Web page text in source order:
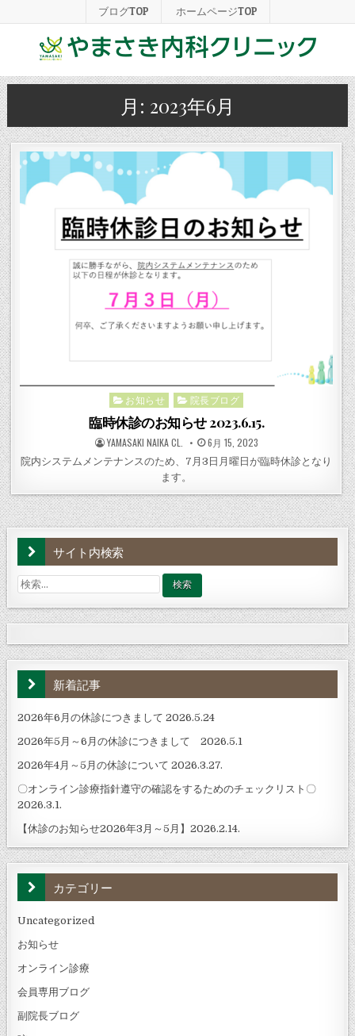
ブログTOP ホームページTOP
月: 2023年6月
Posted
in
お知らせ 院長ブログ
臨時休診のお知らせ 2023.6.15.
POSTED
BY
YAMASAKI NAIKA CL. POSTED
ON
6月 15, 2023
院内システムメンテナンスのため、7月3日月曜日が臨時休診となり
ます。
サイト内検索
検
索:
新着記事
2026年6月の休診につきまして 2026.5.24
2026年5月～6月の休診につきまして 2026.5.1
2026年4月～5月の休診について 2026.3.27.
〇オンライン診療指針遵守の確認をするためのチェックリスト〇
2026.3.1.
【休診のお知らせ2026年3月～5月】2026.2.14.
カテゴリー
Uncategorized
お知らせ
オンライン診療
会員専用ブログ
副院長ブログ